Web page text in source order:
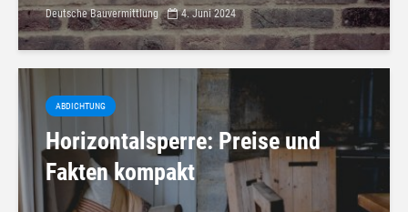
Deutsche Bauvermittlung 4. Juni 2024
ABDICHTUNG
Horizontalsperre: Preise und
Fakten kompakt